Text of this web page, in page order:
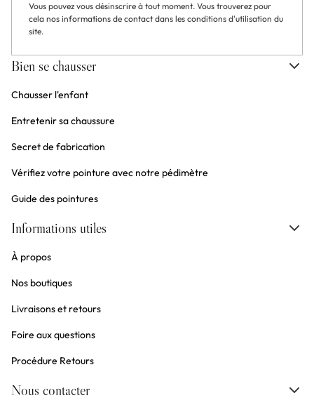
Vous pouvez vous désinscrire à tout moment. Vous trouverez pour
cela nos informations de contact dans les conditions d'utilisation du
site.
Bien se chausser
Chausser l'enfant
Entretenir sa chaussure
Secret de fabrication
Vérifiez votre pointure avec notre pédimètre
Guide des pointures
Informations utiles
À propos
Nos boutiques
Livraisons et retours
Foire aux questions
Procédure Retours
Nous contacter